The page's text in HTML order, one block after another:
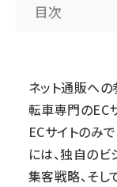
目次
ネット通販へ
転車専門のEC
ECサイトのみ
には、独自の
集客戦略、そし